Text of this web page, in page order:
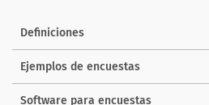
Definiciones
Ejemplos de encuestas
Software para encuestas